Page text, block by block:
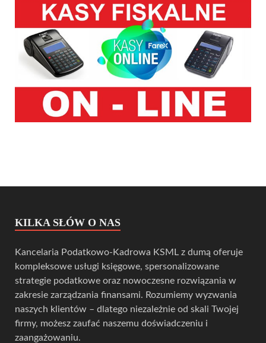
KILKA SŁÓW O NAS
Kancelaria Podatkowo-Kadrowa KSML z dumą oferuje
kompleksowe usługi księgowe, spersonalizowane
strategie podatkowe oraz nowoczesne rozwiązania w
zakresie zarządzania finansami. Rozumiemy wyzwania
naszych klientów – dlatego niezależnie od skali Twojej
firmy, możesz zaufać naszemu doświadczeniu i
zaangażowaniu.